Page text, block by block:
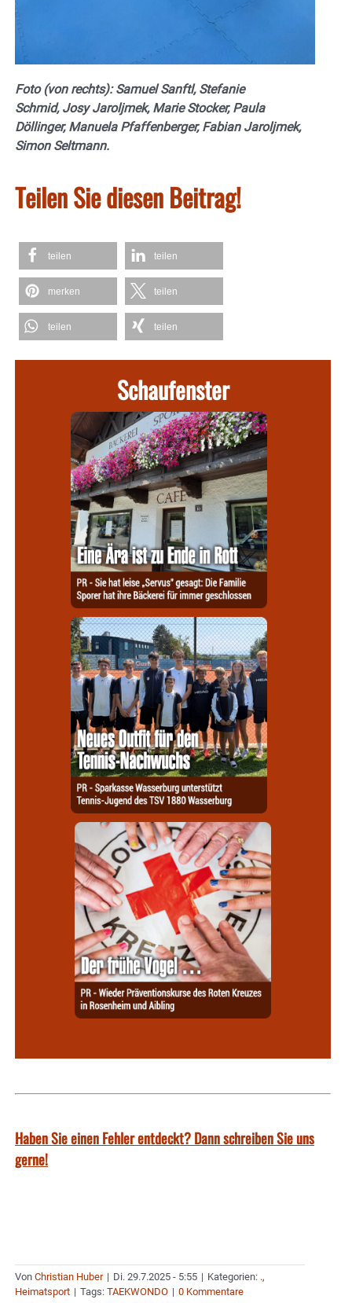
Foto (von rechts): Samuel Sanftl, Stefanie
Schmid, Josy Jaroljmek, Marie Stocker, Paula
Döllinger, Manuela Pfaffenberger, Fabian Jaroljmek,
Simon Seltmann.
Teilen Sie diesen Beitrag!
teilen teilen
merken teilen
teilen teilen
Schaufenster
Haben Sie einen Fehler entdeckt? Dann schreiben Sie uns
gerne!
Von Christian Huber | Di. 29.7.2025 - 5:55 | Kategorien: .,
Heimatsport | Tags: TAEKWONDO | 0 Kommentare